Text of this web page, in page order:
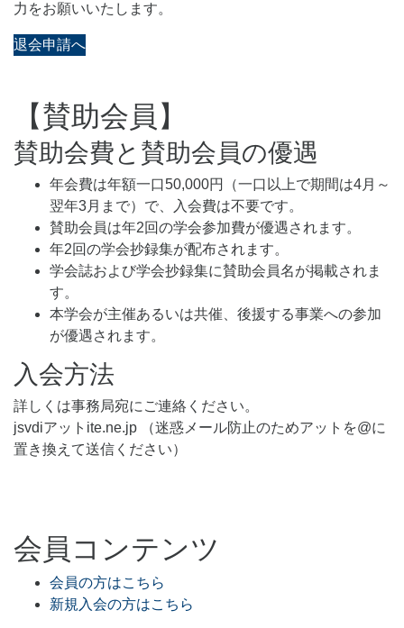
力をお願いいたします。
退会申請へ
【賛助会員】
賛助会費と賛助会員の優遇
年会費は年額一口50,000円（一口以上で期間は4月～
翌年3月まで）で、入会費は不要です。
賛助会員は年2回の学会参加費が優遇されます。
年2回の学会抄録集が配布されます。
学会誌および学会抄録集に賛助会員名が掲載されま
す。
本学会が主催あるいは共催、後援する事業への参加
が優遇されます。
入会方法
詳しくは事務局宛にご連絡ください。
jsvdiアットite.ne.jp （迷惑メール防止のためアットを@に
置き換えて送信ください）
会員コンテンツ
会員の方はこちら
新規入会の方はこちら